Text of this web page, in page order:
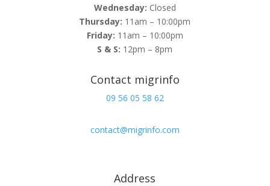
Wednesday: Closed
Thursday: 11am – 10:00pm
Friday: 11am – 10:00pm
S & S: 12pm – 8pm
Contact migrinfo
09 56 05 58 62
contact@migrinfo.com
Address